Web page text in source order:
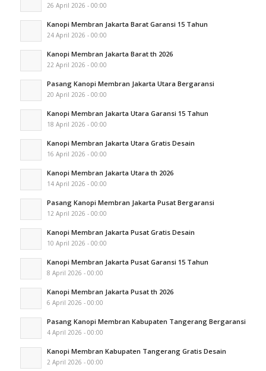
26 April 2026 - 00:00
Kanopi Membran Jakarta Barat Garansi 15 Tahun
24 April 2026 - 00:00
Kanopi Membran Jakarta Barat th 2026
22 April 2026 - 00:00
Pasang Kanopi Membran Jakarta Utara Bergaransi
20 April 2026 - 00:00
Kanopi Membran Jakarta Utara Garansi 15 Tahun
18 April 2026 - 00:00
Kanopi Membran Jakarta Utara Gratis Desain
16 April 2026 - 00:00
Kanopi Membran Jakarta Utara th 2026
14 April 2026 - 00:00
Pasang Kanopi Membran Jakarta Pusat Bergaransi
12 April 2026 - 00:00
Kanopi Membran Jakarta Pusat Gratis Desain
10 April 2026 - 00:00
Kanopi Membran Jakarta Pusat Garansi 15 Tahun
8 April 2026 - 00:00
Kanopi Membran Jakarta Pusat th 2026
6 April 2026 - 00:00
Pasang Kanopi Membran Kabupaten Tangerang Bergaransi
4 April 2026 - 00:00
Kanopi Membran Kabupaten Tangerang Gratis Desain
2 April 2026 - 00:00